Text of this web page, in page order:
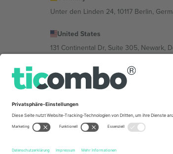
Unter den Linden 24, 10117 Berlin,
United States
131 Continental Dr, Suite 305, Newark,
Bulgaria
Regus Sofia City West, bul Totleben 53-
Mexico
Av Chapultepec 360, Roma Norte,
im Impressum und in den Allgemeinen